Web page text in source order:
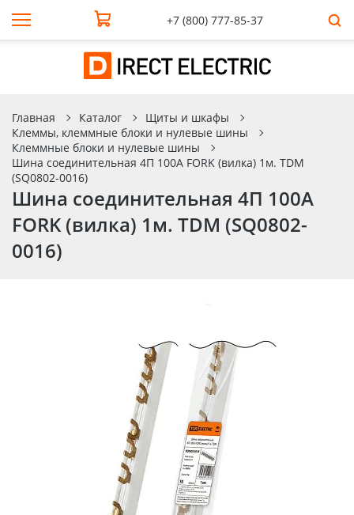
+7 (800) 777-85-37
Главная Каталог
Щиты и шкафы
Клеммы, клеммные блоки и нулевые шины
Клеммные блоки и нулевые шины
Шина соединительная 4П 100A FORK (вилка) 1м. TDM
(SQ0802-0016)
Шина соединительная 4П 100A
FORK (вилка) 1м. TDM (SQ0802-
0016)